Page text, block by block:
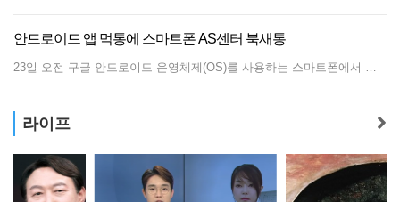
안드로이드 앱 먹통에 스마트폰 AS센터 북새통
23일 오전 구글 안드로이드 운영체제(OS)를 사용하는 스마트폰에서 오류가 발생해 카카오톡이나 네이버 등 앱 작동이 중지되거나 켜지지 않는 먹통 현상이 발생해 사용자들이 불편을 겪었다. 오류가 발생한 스마트폰 이용자의 카카오톡 프로필에는 '카카오톡 이용이 일시적으로 제한돼 현재 대화가 불가능한 사용자입니다'라는 문구가 한동안 게재됐다. 온라인 커뮤니티를 중심으로 특정 앱 삭제를 통해 먹통 현상을 해결했다는 정보가 퍼졌지만 이 같은 정보를 접하지 못한 소비자들은 서비스센터로 몰려들었다. 해당 오류는 '안드로이드 시스템 웹뷰(WebView)' 앱을 제거하고 스마트폰을 재부팅해 해결할 수 있다. 구글 플레이 스토어 접속 후 '내 앱&amp;게임'에 들어가 해당 앱을 삭제하면 된다. 문제가 발생한 최신 업데이트 버전만 삭제되기 때문에 스마트폰 이용에는 지장이 없다. 구글은 해당 문제에 대해 뒤늦게 오류를 공지하였다.
라이프